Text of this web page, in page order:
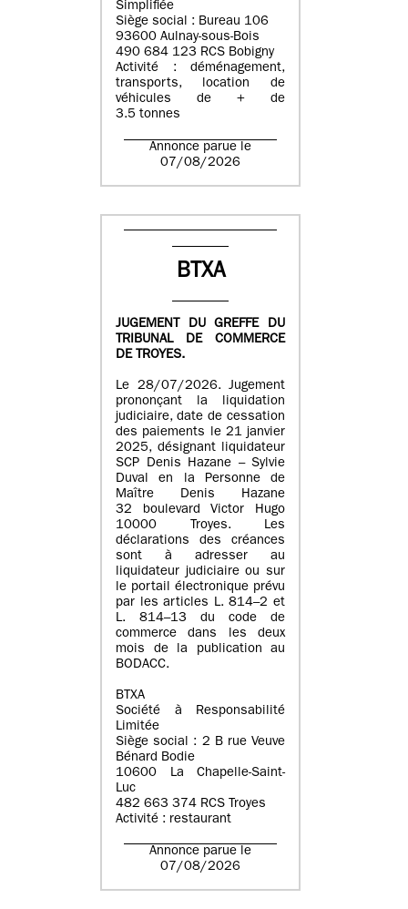
Simplifiée
Siège social : Bureau 106
93600 Aulnay-sous-Bois
490 684 123 RCS Bobigny
Activité : déménagement,
transports, location de
véhicules de + de
3.5 tonnes
Annonce parue le
07/08/2026
BTXA
JUGEMENT DU GREFFE DU
TRIBUNAL DE COMMERCE
DE TROYES.
Le 28/07/2026. Jugement
prononçant la liquidation
judiciaire, date de cessation
des paiements le 21 janvier
2025, désignant liquidateur
SCP Denis Hazane – Sylvie
Duval en la Personne de
Maître Denis Hazane
32 boulevard Victor Hugo
10000 Troyes. Les
déclarations des créances
sont à adresser au
liquidateur judiciaire ou sur
le portail électronique prévu
par les articles L. 814–2 et
L. 814–13 du code de
commerce dans les deux
mois de la publication au
BODACC.
BTXA
Société à Responsabilité
Limitée
Siège social : 2 B rue Veuve
Bénard Bodie
10600 La Chapelle-Saint-
Luc
482 663 374 RCS Troyes
Activité : restaurant
Annonce parue le
07/08/2026